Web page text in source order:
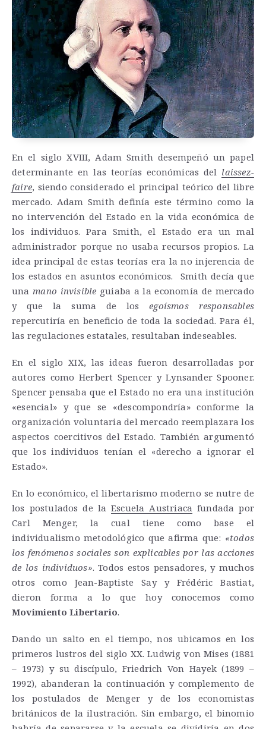
En el siglo XVIII, Adam Smith desempeñó un papel
determinante en las teorías económicas del laissez-
faire, siendo considerado el principal teórico del libre
mercado. Adam Smith definía este término como la
no intervención del Estado en la vida económica de
los individuos. Para Smith, el Estado era un mal
administrador porque no usaba recursos propios. La
idea principal de estas teorías era la no injerencia de
los estados en asuntos económicos. Smith decía que
unamano invisible guiaba a la economía de mercado
y que la suma de losegoísmos responsables
repercutiría en beneficio de toda la sociedad. Para él,
las regulaciones estatales, resultaban indeseables.
En el siglo XIX, las ideas fueron desarrolladas por
autores como Herbert Spencer y Lynsander Spooner.
Spencer pensaba que el Estado no era una institución
«esencial» y que se «descompondría» conforme la
organización voluntaria del mercado reemplazara los
aspectos coercitivos del Estado. También argumentó
que los individuos tenían el «derecho a ignorar el
Estado».
En lo económico, el libertarismo moderno se nutre de
los postulados de laEscuela Austriaca fundada por
Carl Menger, la cual tiene como base el
individualismo metodológico que afirma que: «todos
los fenómenos sociales son explicables por las acciones
de los individuos». Todos estos pensadores, y muchos
otros como Jean-Baptiste Say y Frédéric Bastiat,
dieron forma a lo que hoy conocemos como
Movimiento Libertario.
Dando un salto en el tiempo, nos ubicamos en los
primeros lustros del siglo XX. Ludwig von Mises (1881
– 1973) y su discípulo, Friedrich Von Hayek (1899 –
1992), abanderan la continuación y complemento de
los postulados de Menger y de los economistas
británicos de la ilustración. Sin embargo, el binomio